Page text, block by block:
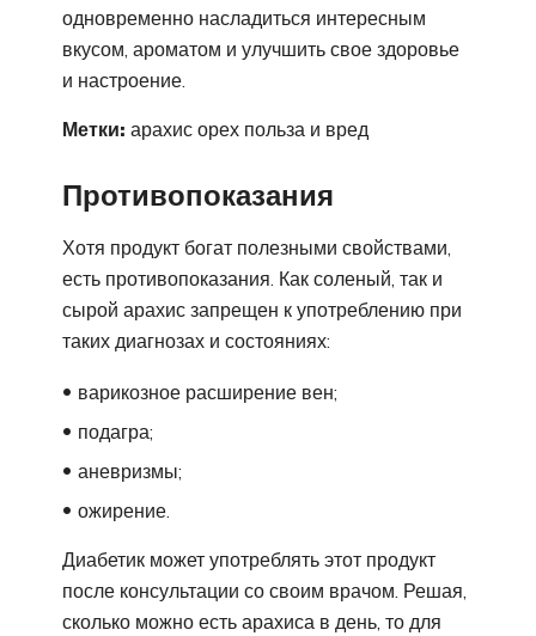
одновременно насладиться интересным
вкусом, ароматом и улучшить свое здоровье
и настроение.
Метки: арахис орех польза и вред
Противопоказания
Хотя продукт богат полезными свойствами,
есть противопоказания. Как соленый, так и
сырой арахис запрещен к употреблению при
таких диагнозах и состояниях:
варикозное расширение вен;
подагра;
аневризмы;
ожирение.
Диабетик может употреблять этот продукт
после консультации со своим врачом. Решая,
сколько можно есть арахиса в день, то для